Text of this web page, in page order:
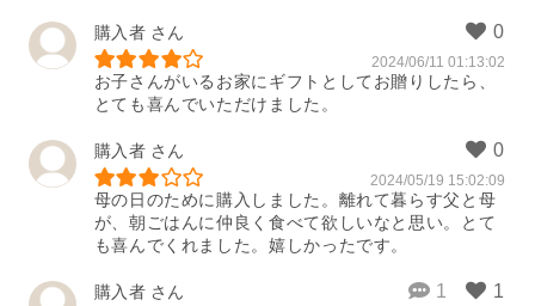
購入者
2024/06/11 01:13:02
お子さんがいるお家にギフトとしてお贈りしたら、
とても喜んでいただけました。
購入者
2024/05/19 15:02:09
母の日のために購入しました。離れて暮らす父と母
が、朝ごはんに仲良く食べて欲しいなと思い。とて
も喜んでくれました。嬉しかったです。
購入者